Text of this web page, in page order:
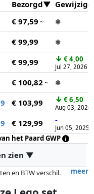
Bezorgd
Gewijzigd
€ 97,59 ~ ✱
€ 99,99 ✱
€ 99,99 ↓ € 4,00
Jul 27, 2026
€ 100,82 ~ ✱
€ 103,99 ↓ € 6,50
Aug 03, 2026
€ 129,99 -
Jun 05, 2025
het Paard GWP
zien ▼
meer
en BTW verschil.